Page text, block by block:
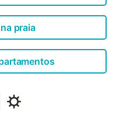
praia